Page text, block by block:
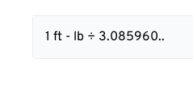
1 ft - lb ÷ 3.085960..